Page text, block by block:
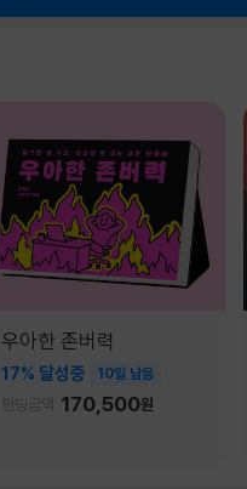
우아한 존버력
17% 달성중 10일 남음
펀딩금액 170,500원